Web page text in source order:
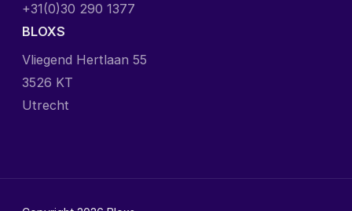
+31(0)30 290 1377
BLOXS
Vliegend Hertlaan 55
3526 KT
Utrecht